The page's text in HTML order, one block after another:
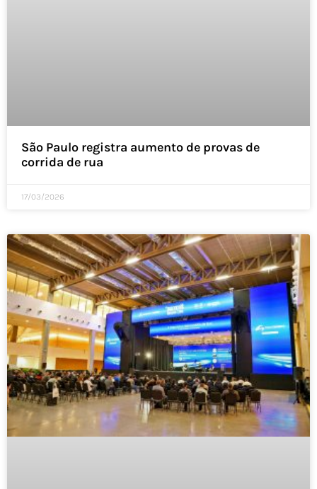
São Paulo registra aumento de provas de
corrida de rua
17/03/2026